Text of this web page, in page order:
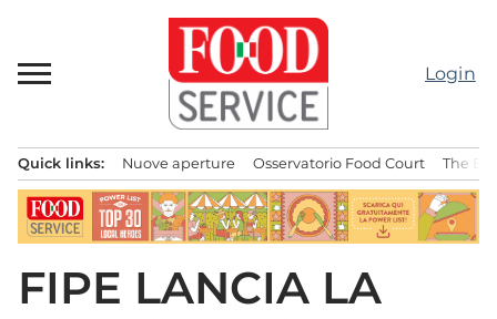
contenuto
Login
principale
Quick links: Nuove aperture Osservatorio Food Court The
FIPE LANCIA LA